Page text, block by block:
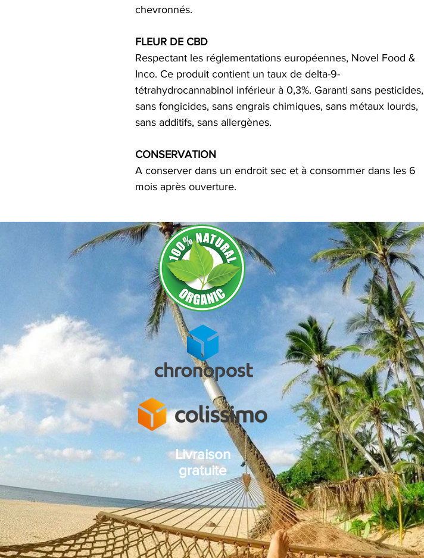
chevronnés.
FLEUR DE CBD
Respectant les réglementations européennes, Novel Food &
Inco. Ce produit contient un taux de delta-9-
tétrahydrocannabinol inférieur à 0,3%. Garanti sans pesticides,
sans fongicides, sans engrais chimiques, sans métaux lourds,
sans additifs, sans allergènes.
CONSERVATION
A conserver dans un endroit sec et à consommer dans les 6
mois après ouverture.
Livraison
gratuite